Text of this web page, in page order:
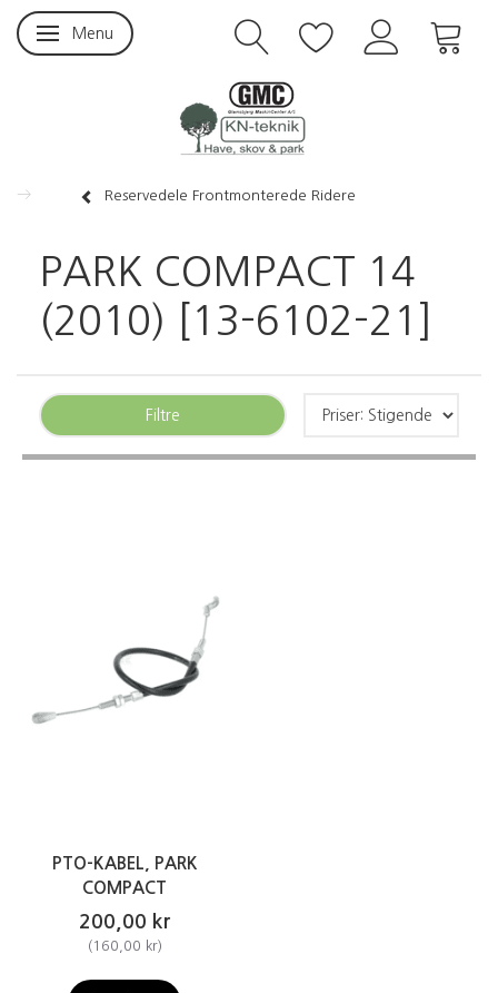
Skifte navigation
Menu
Reservedele Frontmonterede Ridere
PARK COMPACT 14
(2010) [13-6102-21]
Filtre
PTO-KABEL, PARK
COMPACT
200,00 kr
(160,00 kr)